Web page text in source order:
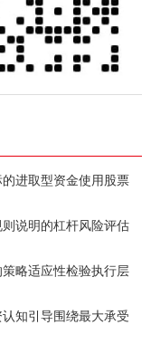
进取型资金使用股票
说明的杠杆风险评估
略适应性检验执行层
知引导围绕最大承受